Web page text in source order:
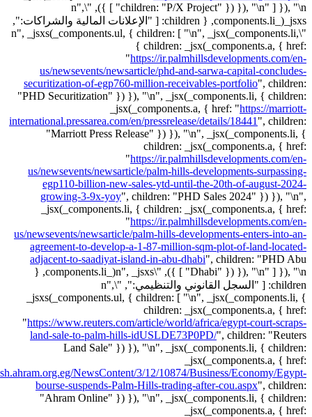
children: "P/X Project" }) }), "\n" ] }), "\n" ] }), "\n",
_jsxs(_components.li, { children: [ "الإعلانات المالية والشراكات:",
"\n", _jsxs(_components.ul, { children: [ "\n", _jsx(_components.li,
{ children: _jsx(_components.a, { href:
"https://ir.palmhillsdevelopments.com/en-
us/newsevents/newsarticle/phd-and-sarwa-capital-concludes-
securitization-of-egp760-million-receivables-portfolio", children:
"PHD Securitization" }) }), "\n", _jsx(_components.li, { children:
_jsx(_components.a, { href: "https://marriott-
international.pressarea.com/en/pressrelease/details/18441 ", children:
"Marriott Press Release" }) }), "\n", _jsx(_components.li, {
children: _jsx(_components.a, { href:
"https://ir.palmhillsdevelopments.com/en-
us/newsevents/newsarticle/palm-hills-developments-surpassing-
egp110-billion-new-sales-ytd-until-the-20th-of-august-2024-
growing-3-9x-yoy", children: "PHD Sales 2024" }) }), "\n",
_jsx(_components.li, { children: _jsx(_components.a, { href:
"https://ir.palmhillsdevelopments.com/en-
us/newsevents/newsarticle/palm-hills-developments-enters-into-an-
agreement-to-develop-a-1-87-million-sqm-plot-of-land-located-
adjacent-to-saadiyat-island-in-abu-dhabi", children: "PHD Abu
Dhabi" }) }), "\n" ] }), "\n" ] }), "\n", _jsxs(_components.li, {
children: [ "السجل القانوني والتنظيمي:", "\n",
_jsxs(_components.ul, { children: [ "\n", _jsx(_components.li, {
children: _jsx(_components.a, { href:
"https://www.reuters.com/article/world/africa/egypt-court-scraps-
land-sale-to-palm-hills-idUSLDE73P0PD/", children: "Reuters
Land Sale" }) }), "\n", _jsx(_components.li, { children:
_jsx(_components.a, { href:
NewsContent/3/12/10874/Business/Economy/Egypt-
bourse-suspends-Palm-Hills-trading-after-cou.aspx", children:
"Ahram Online" }) }), "\n", _jsx(_components.li, { children:
_jsx(_components.a, { href: